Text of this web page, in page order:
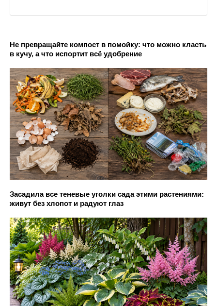
Не превращайте компост в помойку: что можно класть
в кучу, а что испортит всё удобрение
Засадила все теневые уголки сада этими растениями:
живут без хлопот и радуют глаз